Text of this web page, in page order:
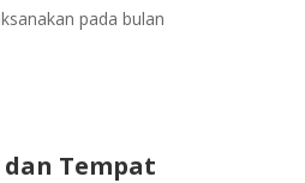
pada bulan
Tempat